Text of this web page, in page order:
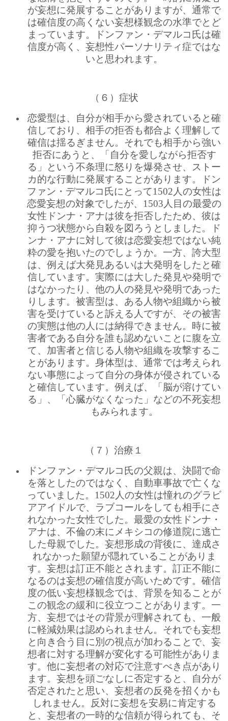
が妄想に発展することがありますが、通常で
は確信度の高くない妄想様観念の水準でとど
まっています。ドンファン・デマルコ氏は確
信度が高く、妄想性パーソナリティ症ではな
いと思われます。
（６）症状
恋愛型は、自分が相手から愛されていると確
信しており、相手の拒否も都合よく理解して
確信は揺るぎません。それでも相手から強い
拒否にあうと、「自分を愛しながら拒否す
る」という不条理に怒りを爆発させ、ストー
カ的な行動に発展することがあります。ドン
ファン・デマルコ氏にとって1502人の女性は
恋愛妄想の対象でしたが、1503人目の最愛の
女性ドンナ・アナは彼を拒否したため、彼は
抑うつ状態から自殺を図ろうとしました。ド
ンナ・アナに対して彼は恋愛妄想ではない純
粋の愛を抱いたのでしょうか。一方、誇大型
は、例えば大発見あるいは大発明をしたと確
信しています。実際には大した発見や発明で
はなかったり、他の人の発見や発明であった
りします。被害型は、ある人物や組織から被
害を受けていると訴える人ですが、その被害
の実態は他の人には納得できません。時に被
害者である自分を誰も認めないことに腹を立
て、加害者と信じる人物や組織を攻撃するこ
とがあります。身体型は、通常では考えられ
ない事態によって自分の身体が侵されている
と確信しています。例えば、「脳が溶けてい
る」、「心臓がなくなった」などの不死妄想
もみられます。
（７）治療１
ドンファン・デマルコ氏の父親は、決闘で命
を落としたのではなく、自動車事故で亡くな
っていました。1502人の女性は憧れのグラビ
アアイドルで、ラブコールをしても相手にさ
れなかった女性でした。最愛の女性ドンナ・
アナは、不倫の末にメキシコの修道院に逃亡
した母親でした。妄想形成の背後に、達成さ
れなかった願望が隠れていることがありま
す。妄想は訂正不能とされます。訂正不能に
なるのは妄想の確信度が高いためです。確信
度の低い妄想様観念では、背景を知ることが
この観念の緩和に役立つことがあります。一
方、妄想ではその背景が理解されても、一般
に軽減効果は認められません。それでも妄想
と向き合う目に別の視点が加わることで、妄
想者に対する理解が変化する可能性がありま
す。他に妄想者の対応で注意すべき点があり
ます。妄想を頭ごなしに否定すると、自分が
否定されたと思い、妄想者の反発を招くかも
しれません。反対に妄想を安易に肯定する
と、妄想者の一時的な信頼が得られても、そ